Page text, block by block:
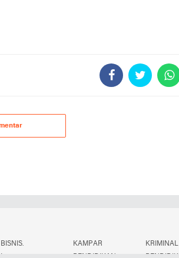
BISNIS. KAMPAR
KRIMINAL